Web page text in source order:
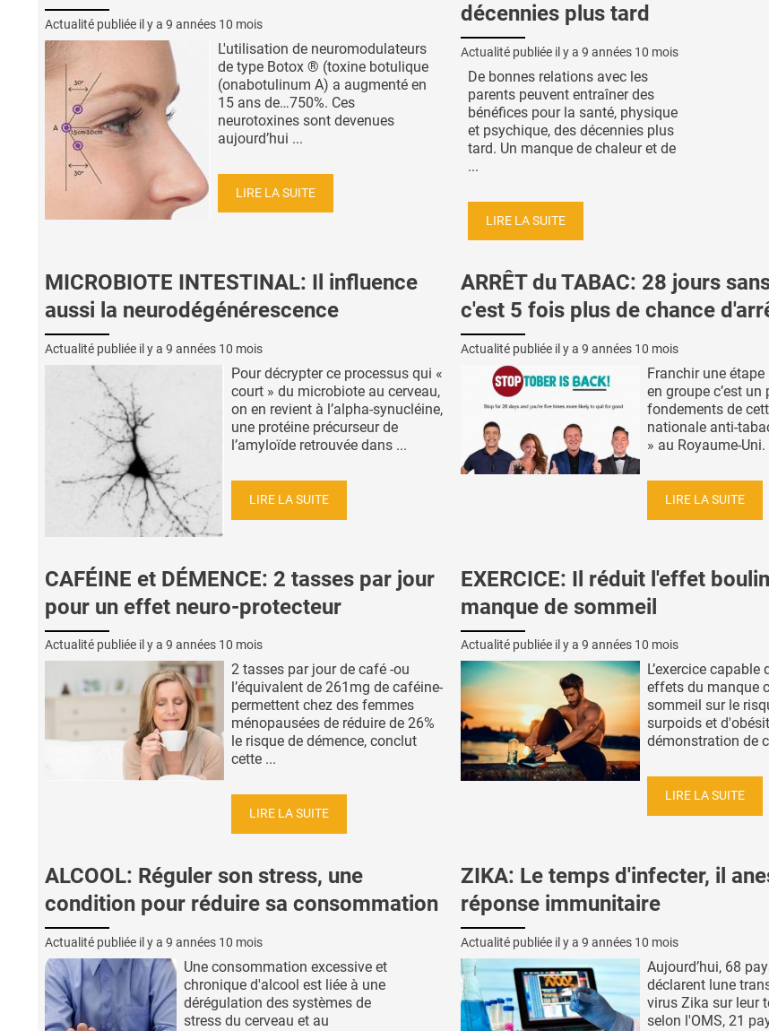
Actualité publiée il y a 9 années 10 mois
L'utilisation de neuromodulateurs
de type Botox ® (toxine botulique
(onabotulinum A) a augmenté en
15 ans de…750%. Ces
neurotoxines sont devenues
aujourd’hui ...
LIRE LA SUITE
décennies plus tard
Actualité publiée il y a 9 années 10 mois
De bonnes relations avec les
parents peuvent entraîner des
bénéfices pour la santé, physique
et psychique, des décennies plus
tard. Un manque de chaleur et de
...
LIRE LA SUITE
MICROBIOTE INTESTINAL: Il influence
aussi la neurodégénérescence
Actualité publiée il y a 9 années 10 mois
Pour décrypter ce processus qui «
court » du microbiote au cerveau,
on en revient à l’alpha-synucléine,
une protéine précurseur de
l’amyloïde retrouvée dans ...
LIRE LA SUITE
ARRÊT du TABAC: 28 jours
c'est 5 fois plus de chance
Actualité publiée il y a 9 années 10 mois
Franchir une étape
en groupe c’est un
fondements de
nationale anti-
» au Royaume-
LIRE LA SUITE
CAFÉINE et DÉMENCE: 2 tasses par jour
pour un effet neuro-protecteur
Actualité publiée il y a 9 années 10 mois
2 tasses par jour de café -ou
l’équivalent de 261mg de caféine-
permettent chez des femmes
ménopausées de réduire de 26%
le risque de démence, conclut
cette ...
LIRE LA SUITE
EXERCICE: Il réduit l'effet
manque de sommeil
Actualité publiée il y a 9 années 10 mois
L’exercice capable
effets du manque
sommeil sur le
surpoids et
démonstration de
LIRE LA SUITE
ALCOOL: Réguler son stress, une
condition pour réduire sa consommation
Actualité publiée il y a 9 années 10 mois
Une consommation excessive et
chronique d'alcool est liée à une
dérégulation des systèmes de
stress du cerveau et au
ZIKA: Le temps d'infecter, il
réponse immunitaire
Actualité publiée il y a 9 années 10 mois
Aujourd’hui, 68
déclarent lune
virus Zika sur leur
selon l'OMS, 21